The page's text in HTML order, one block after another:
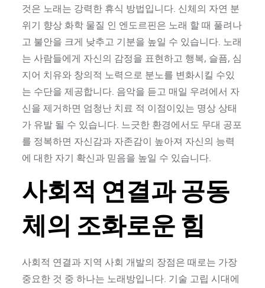
것은 노래는 강력한 휴식 방법입니다. 신체의 자연 분
위기 향상 화학 물질 인 엔도르핀은 노래 할 때 풀려나
고 불안을 크게 낮추고 기분을 높일 수 있습니다. 노래
는 사람들에게 자신의 감정을 표현하고 행복, 슬픔, 심
지어 치유와 창의적 노력으로 분노를 변화시킬 수있
는 수단을 제공합니다. 음악을 듣고 매일 우려에서 자
신을 제거하면 엄청난 치료 적 이점이있는 명상 상태
가 유발 될 수 있습니다. 느긋한 환경에서도 무대 공포
를 정복하면 자신감과 자존감이 높아져 자신의 능력
에 대한 자기 확신과 믿음을 높일 수 있습니다.
사회적 연결과 공동
체의 조화로운 힘
사회적 연결과 지역 사회 개발의 장점은 때로는 가장
중요한 것 중 하나는 노래방입니다. 기술 고립 시대에